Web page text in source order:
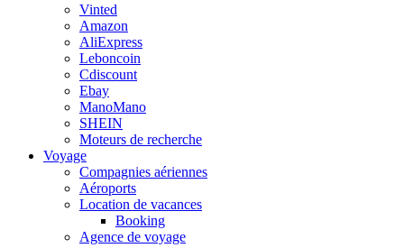
Vinted
Amazon
AliExpress
Leboncoin
Cdiscount
Ebay
ManoMano
SHEIN
Moteurs de recherche
Voyage
Compagnies aériennes
Aéroports
Location de vacances
Booking
Agence de voyage